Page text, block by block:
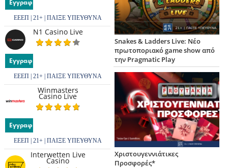
Εγγραφή
ΕΕΕΠ | 21+ | ΠΑΙΞΕ ΥΠΕΥΘΥΝΑ
N1 Casino Live
Εγγραφή
ΕΕΕΠ | 21+ | ΠΑΙΞΕ ΥΠΕΥΘΥΝΑ
Winmasters
Casino Live
Εγγραφή
ΕΕΕΠ | 21+ | ΠΑΙΞΕ ΥΠΕΥΘΥΝΑ
Interwetten Live
Casino
Snakes & Ladders Live: Νέο
πρωτοποριακό game show από
την Pragmatic Play
Χριστουγεννιάτικες
Προσφορές*